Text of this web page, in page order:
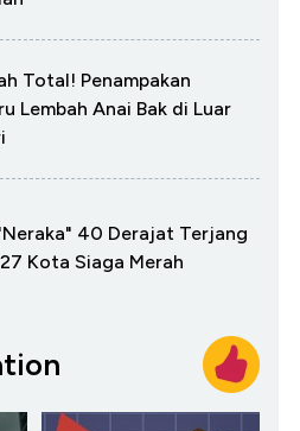
Total! Penampakan
Lembah Anai Bak di Luar
40 Derajat Terjang
Kota Siaga Merah